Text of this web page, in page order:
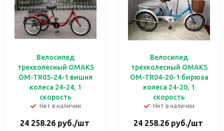
Велосипед
трехколесный OMAKS
OM-TR05-24-1 вишня
колеса 24-24, 1
скорость
Нет в наличии
24 258.26руб./шт
Велосипед
трехколесный OMAKS
OM-TR04-20-1 бирюза
колеса 24-20, 1
скорость
Нет в наличии
24 258.26руб./шт